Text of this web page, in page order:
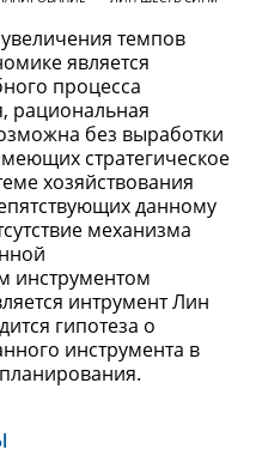
темпов
является
процесса
рациональная
без выработки
стратегическое
хозяйствования
данному
механизма
инструментом
интрумент Лин
гипотеза о
инструмента в